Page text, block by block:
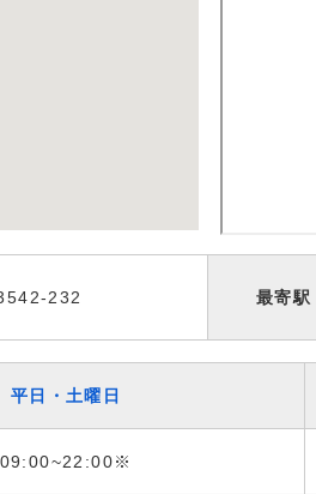
232 最寄駅
平日・土曜日
09:00~22:00※